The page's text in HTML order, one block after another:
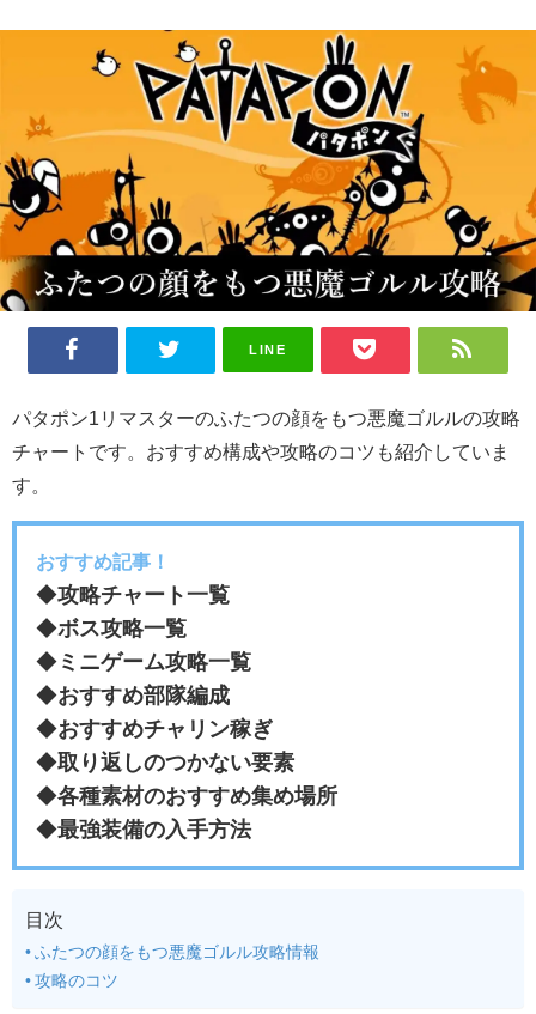
LINE
パタポン1リマスターのふたつの顔をもつ悪魔ゴルルの攻略
チャートです。おすすめ構成や攻略のコツも紹介していま
す。
おすすめ記事！
◆攻略チャート一覧
◆ボス攻略一覧
◆ ミニゲーム攻略一覧
◆おすすめ部隊編成
◆おすすめチャリン稼ぎ
◆取り返しのつかない要素
◆各種素材のおすすめ集め場所
◆最強装備の入手方法
目次
ふたつの顔をもつ悪魔ゴルル攻略情報
攻略のコツ